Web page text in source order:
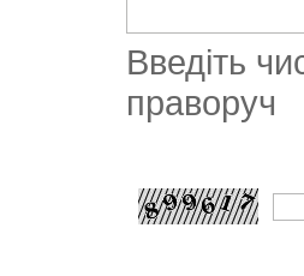
Введіть
праворуч